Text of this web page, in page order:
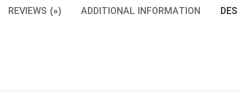
ADDITIONAL INFORMATION
REVIEWS (0)